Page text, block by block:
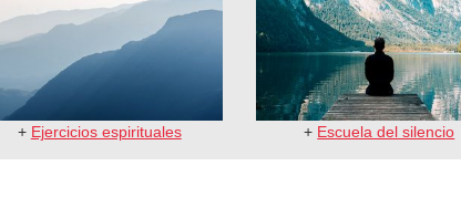
+ Ejercicios espirituales + Escuela del silencio